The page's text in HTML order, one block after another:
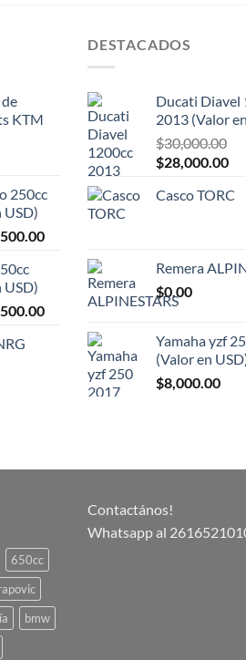
KTM
250cc
USD)
El
$3,500.00.
USD)
El
$6,500.00.
DESTACADOS
Ducati Diavel
2013 (Valor
$30,000.00
El
original
$28,000.00El
Casco TORC
Remera
$0.00
Yamaha yzf
(Valor en
$8,000.00
650cc
bmw
Contactános!
Whatsapp al